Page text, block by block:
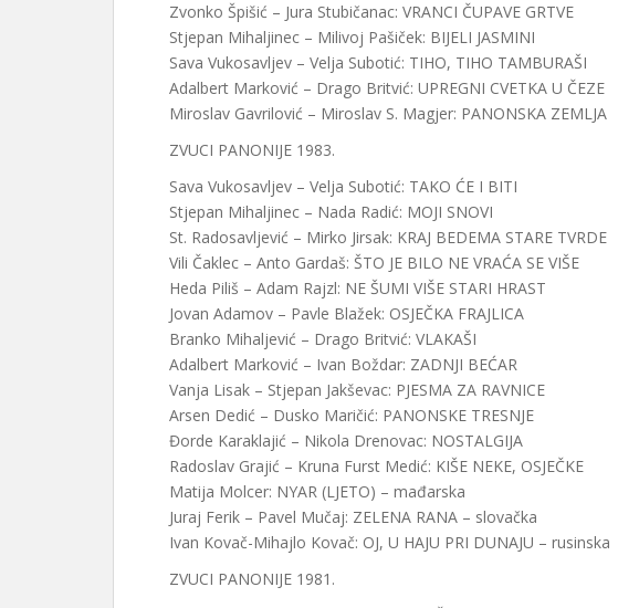
Zvonko Špišić – Jura Stubičanac: VRANCI ČUPAVE GRTVE
Stjepan Mihaljinec – Milivoj Pašiček: BIJELI JASMINI
Sava Vukosavljev – Velja Subotić: TIHO, TIHO TAMBURAŠI
Adalbert Marković – Drago Britvić: UPREGNI CVETKA U ČEZE
Miroslav Gavrilović – Miroslav S. Magjer: PANONSKA ZEMLJA
ZVUCI PANONIJE 1983.
Sava Vukosavljev – Velja Subotić: TAKO ĆE I BITI
Stjepan Mihaljinec – Nada Radić: MOJI SNOVI
St. Radosavljević – Mirko Jirsak: KRAJ BEDEMA STARE TVRDE
Vili Čaklec – Anto Gardaš: ŠTO JE BILO NE VRAĆA SE VIŠE
Heda Piliš – Adam Rajzl: NE ŠUMI VIŠE STARI HRAST
Jovan Adamov – Pavle Blažek: OSJEČKA FRAJLICA
Branko Mihaljević – Drago Britvić: VLAKAŠI
Adalbert Marković – Ivan Boždar: ZADNJI BEĆAR
Vanja Lisak – Stjepan Jakševac: PJESMA ZA RAVNICE
Arsen Dedić – Dusko Maričić: PANONSKE TRESNJE
Đorde Karaklajić – Nikola Drenovac: NOSTALGIJA
Radoslav Grajić – Kruna Furst Medić: KIŠE NEKE, OSJEČKE
Matija Molcer: NYAR (LJETO) – mađarska
Juraj Ferik – Pavel Mučaj: ZELENA RANA – slovačka
Ivan Kovač-Mihajlo Kovač: OJ, U HAJU PRI DUNAJU – rusinska
ZVUCI PANONIJE 1981.